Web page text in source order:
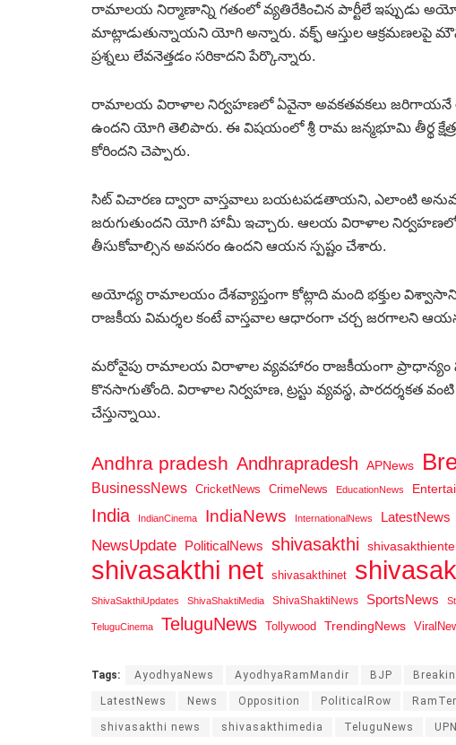
రామాలయ నిర్మాణాన్ని గతంలో వ్యతిరేకించిన పార్టీలే ఇప్పుడు
మాట్లాడుతున్నాయని యోగి అన్నారు. వక్ఫ్‌ ఆస్తుల
ప్రశ్నలు లేవనెత్తడం సరికాదని పేర్కొన్నారు.
రామాలయ విరాళాల నిర్వహణలో ఏవైనా అవకతవకలు జరిగాయనే
ఉందని యోగి తెలిపారు. ఈ విషయంలో శ్రీ రామ జన్మభూమి తీర్థ క్షేత్రం
కోరిందని చెప్పారు.
సిట్‌ విచారణ ద్వారా వాస్తవాలు బయటపడతాయని, ఎలాంటి
జరుగుతుందని యోగి హామీ ఇచ్చారు. ఆలయ విరాళాల నిర్వహణలో
తీసుకోవాల్సిన అవసరం ఉందని ఆయన స్పష్టం చేశారు.
అయోధ్య రామాలయం దేశవ్యాప్తంగా కోట్లాది మంది భక్తుల
రాజకీయ విమర్శల కంటే వాస్తవాల ఆధారంగా చర్చ జరగాలని
మరోవైపు రామాలయ విరాళాల వ్యవహారం రాజకీయంగా ప్రాధాన్యం
కొనసాగుతోంది. విరాళాల నిర్వహణ, ట్రస్టు వ్యవస్థ, పారదర్శకత
చేస్తున్నాయి.
Andhra pradesh Andhrapradesh APNews
BusinessNews CricketNews CrimeNews EducationNews
India IndianCinema IndiaNews InternationalNews LatestNews
NewsUpdate PoliticalNews shivasakthi
shivasakthi net shivasakthinet
ShivaSakthiUpdates ShivaShaktiMedia ShivaShaktiNews SportsNews
TeluguCinema TeluguNews Tollywood TrendingNews
Tags: AyodhyaNews AyodhyaRamMandir BJP
LatestNews News Opposition PoliticalRow
shivasakthi news shivasakthimedia TeluguNews